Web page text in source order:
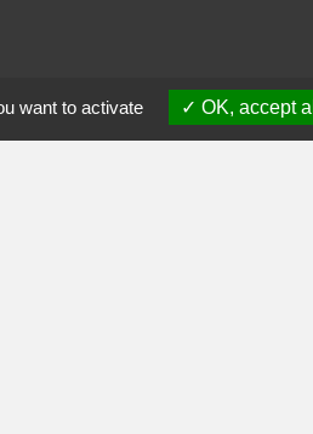
want to activate OK, accept all